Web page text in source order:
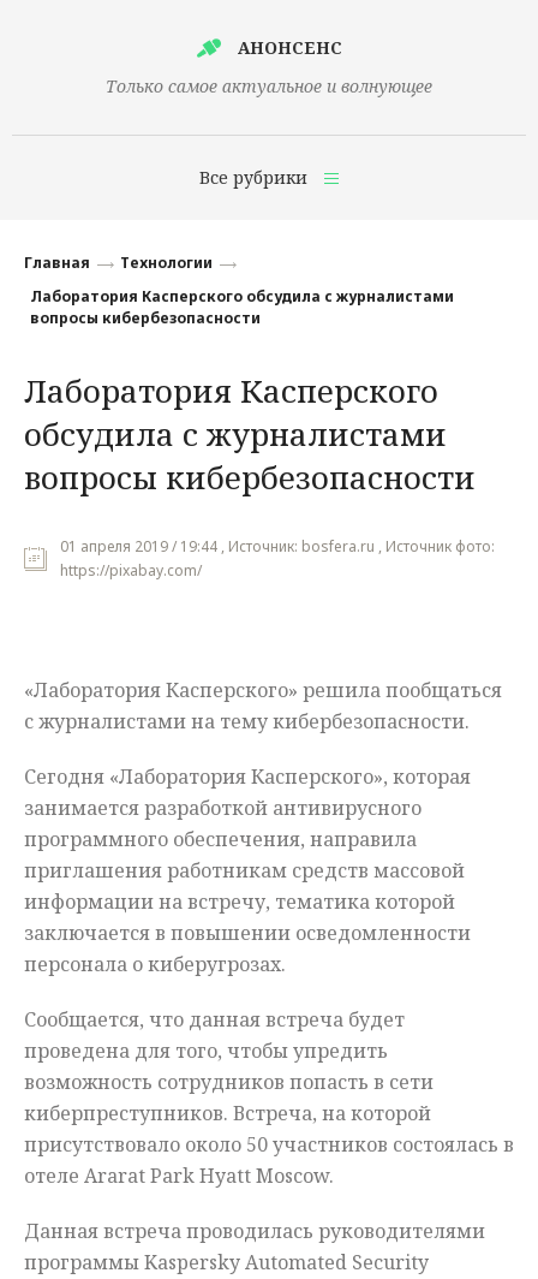
АНОНСЕНС
Только самое актуальное и волнующее
Все рубрики
Финансы
Наука
Культура
Общество
Мнения
Главная
Технологии
Лаборатория Касперского обсудила с журналистами
вопросы кибербезопасности
Лаборатория Касперского
обсудила с журналистами
вопросы кибербезопасности
01 апреля 2019 / 19:44 , Источник: bosfera.ru , Источник фото:
https://pixabay.com/
«Лаборатория Касперского» решила пообщаться
с журналистами на тему кибербезопасности.
Сегодня «Лаборатория Касперского», которая
занимается разработкой антивирусного
программного обеспечения, направила
приглашения работникам средств массовой
информации на встречу, тематика которой
заключается в повышении осведомленности
персонала о киберугрозах.
Сообщается, что данная встреча будет
проведена для того, чтобы упредить
возможность сотрудников попасть в сети
киберпреступников. Встреча, на которой
присутствовало около 50 участников состоялась в
отеле Ararat Park Hyatt Moscow.
Данная встреча проводилась руководителями
программы Kaspersky Automated Security